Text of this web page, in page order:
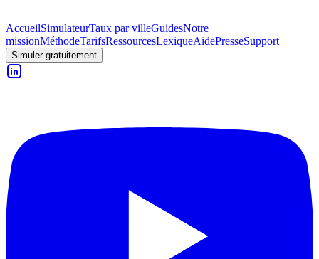
AccueilSimulateurTaux par villeGuidesNotre
missionMéthodeTarifsRessourcesLexiqueAidePresseSupport
Simuler gratuitement